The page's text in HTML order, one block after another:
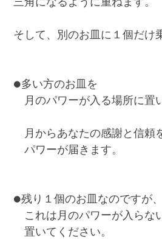
そして、別のお皿に１個だけ
●多い方のお皿を
月のパワーが入る場所に置い
月からあなたの感謝と信頼
パワーが届きます。
●残り１個のお皿なのですが、
これは月のパワーが入らな
置いてください。